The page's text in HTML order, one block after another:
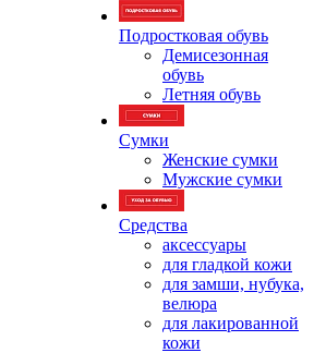
Подростковая обувь
Демисезонная
обувь
Летняя обувь
Сумки
Женские сумки
Мужские сумки
Средства
аксессуары
для гладкой кожи
для замши, нубука,
велюра
для лакированной
кожи